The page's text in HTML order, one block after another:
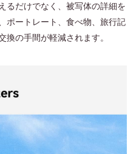
るだけでなく、被写体の詳細を
ポートレート、食べ物、旅行記
換の手間が軽減されます。